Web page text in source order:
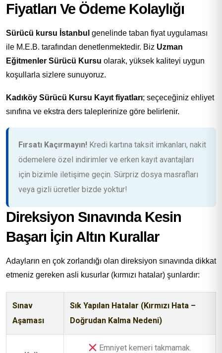
Fiyatları Ve Ödeme Kolaylığı
Sürücü kursu İstanbul genelinde taban fiyat uygulaması
ile M.E.B. tarafından denetlenmektedir. Biz Uzman
Eğitmenler Sürücü Kursu olarak, yüksek kaliteyi uygun
koşullarla sizlere sunuyoruz.
Kadıköy Sürücü Kursu Kayıt fiyatları; seçeceğiniz ehliyet
sınıfına ve ekstra ders taleplerinize göre belirlenir.
Fırsatı Kaçırmayın! Kredi kartına taksit imkanları, nakit
ödemelere özel indirimler ve erken kayıt avantajları
için bizimle iletişime geçin. Sürpriz dosya masrafları
veya gizli ücretler bizde yoktur!
Direksiyon Sınavında Kesin
Başarı İçin Altın Kurallar
Adayların en çok zorlandığı olan direksiyon sınavında dikkat
etmeniz gereken asli kusurlar (kırmızı hatalar) şunlardır:
Sınav
Aşaması
Sık Yapılan Hatalar (Kırmızı Hata –
Doğrudan Kalma Nedeni)
Emniyet kemeri takmamak.